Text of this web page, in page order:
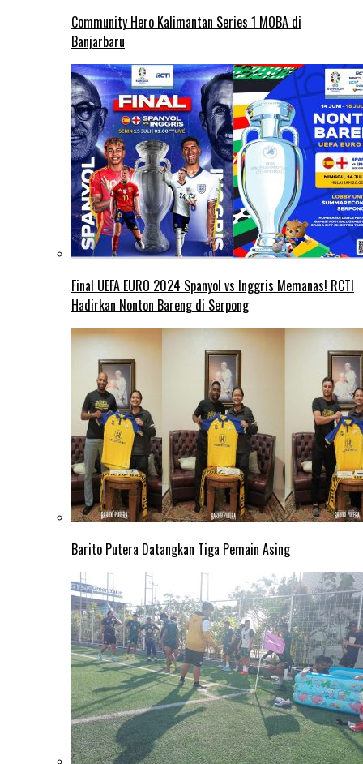
Community Hero Kalimantan Series 1 MOBA di
Banjarbaru
Final UEFA EURO 2024 Spanyol vs Inggris Memanas! RCTI
Hadirkan Nonton Bareng di Serpong
Barito Putera Datangkan Tiga Pemain Asing